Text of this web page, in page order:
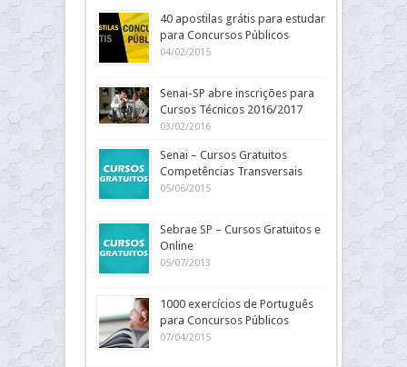
40 apostilas grátis para estudar
para Concursos Públicos
04/02/2015
Senai-SP abre inscrições para
Cursos Técnicos 2016/2017
03/02/2016
Senai – Cursos Gratuitos
Competências Transversais
05/06/2015
Sebrae SP – Cursos Gratuitos e
Online
05/07/2013
1000 exercícios de Português
para Concursos Públicos
07/04/2015